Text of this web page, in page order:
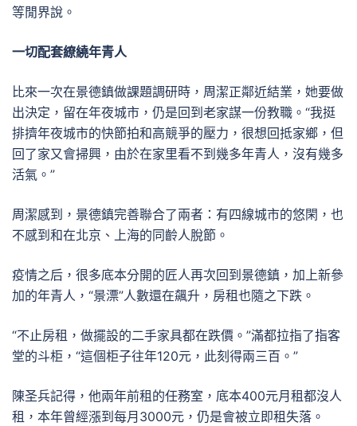
等閒界說。
一切配套繚繞年青人
比來一次在景德鎮做課題調研時，周潔正鄰近結業，她要做
出決定，留在年夜城市，仍是回到老家謀一份教職。“我挺
排擠年夜城市的快節拍和高競爭的壓力，很想回抵家鄉，但
回了家又會掃興，由於在家里看不到幾多年青人，沒有幾多
活氣。”
周潔感到，景德鎮完善聯合了兩者：有四線城市的悠閑，也
不感到和在北京、上海的同齡人脫節。
疫情之后，很多底本分開的匠人再次回到景德鎮，加上新參
加的年青人，“景漂”人數還在飆升，房租也隨之下跌。
“不止房租，做擺設的二手家具都在跌價。”滿都拉指了指客
堂的斗柜，“這個柜子往年120元，此刻得兩三百。”
陳圣兵記得，他兩年前租的任務室，底本400元月租都沒人
租，本年曾經漲到每月3000元，仍是會被立即租失落。